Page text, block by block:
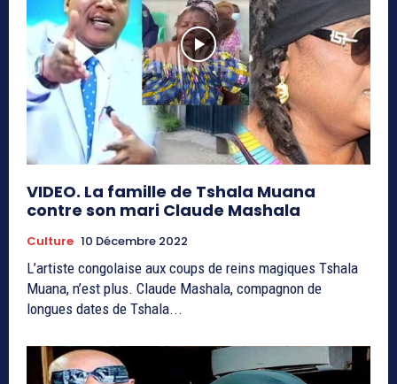
VIDEO. La famille de Tshala Muana
contre son mari Claude Mashala
Culture 10 Décembre 2022
L’artiste congolaise aux coups de reins magiques Tshala
Muana, n’est plus. Claude Mashala, compagnon de
longues dates de Tshala...